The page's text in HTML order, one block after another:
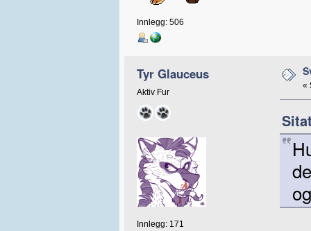
Innlegg: 506
Tyr Glauceus
Aktiv Fur
Innlegg: 171
«